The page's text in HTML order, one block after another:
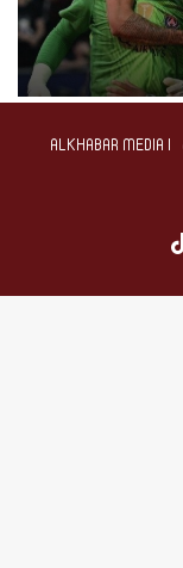
© حقوق النشر 2026، جميع الحقوق محفوظة | ALKHABAR MEDIA